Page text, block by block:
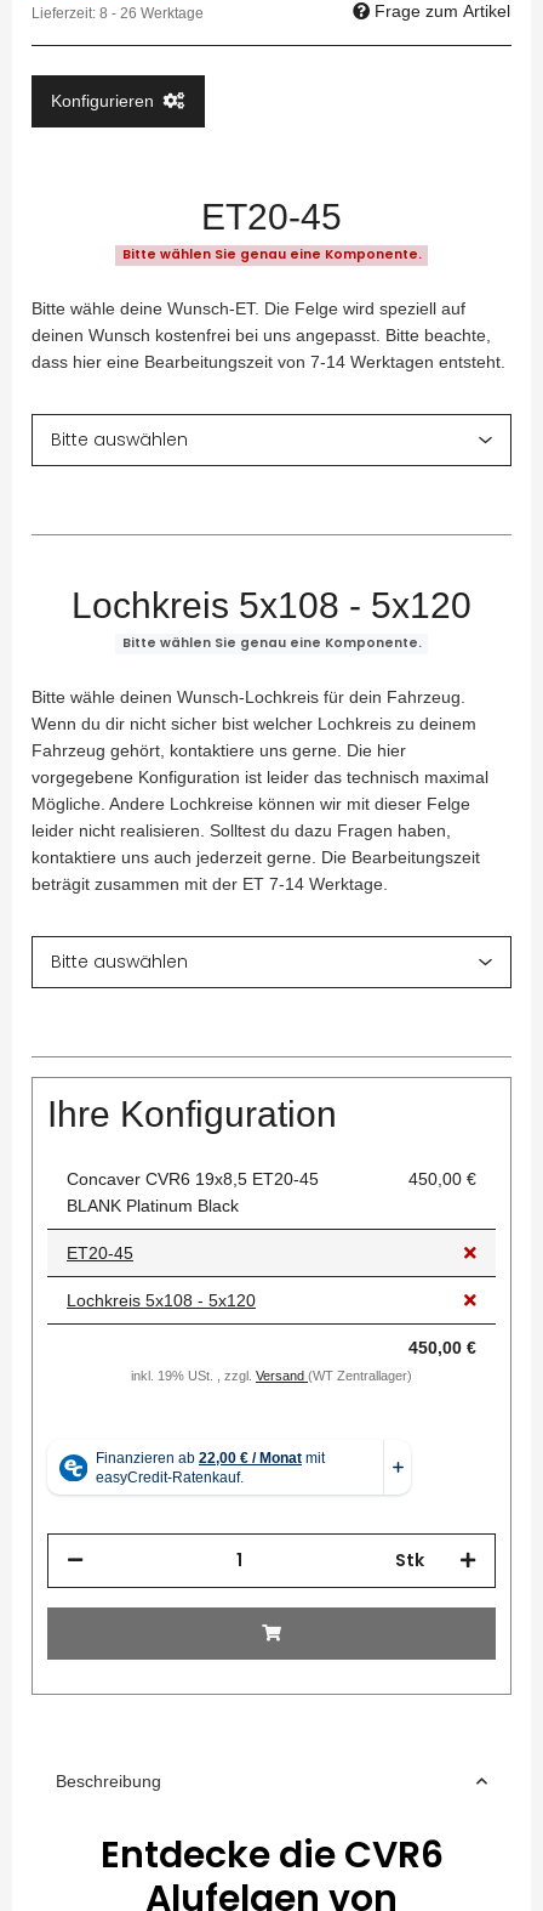
Lieferzeit: 8 - 26 Werktage Frage zum Artikel
Konfigurieren
ET20-45
Bitte wählen Sie genau eine Komponente.
Bitte wähle deine Wunsch-ET. Die Felge wird speziell auf
deinen Wunsch kostenfrei bei uns angepasst. Bitte beachte,
dass hier eine Bearbeitungszeit von 7-14 Werktagen entsteht.
Lochkreis 5x108 - 5x120
Bitte wählen Sie genau eine Komponente.
Bitte wähle deinen Wunsch-Lochkreis für dein Fahrzeug.
Wenn du dir nicht sicher bist welcher Lochkreis zu deinem
Fahrzeug gehört, kontaktiere uns gerne. Die hier
vorgegebene Konfiguration ist leider das technisch maximal
Mögliche. Andere Lochkreise können wir mit dieser Felge
leider nicht realisieren. Solltest du dazu Fragen haben,
kontaktiere uns auch jederzeit gerne. Die Bearbeitungszeit
beträgit zusammen mit der ET 7-14 Werktage.
Ihre Konfiguration
Concaver CVR6 19x8,5 ET20-45
BLANK Platinum Black
450,00 €
ET20-45
Lochkreis 5x108 - 5x120
450,00 €
inkl. 19% USt. , zzgl. Versand (WT Zentrallager)
Stk
Beschreibung
Entdecke die CVR6
Alufelgen von